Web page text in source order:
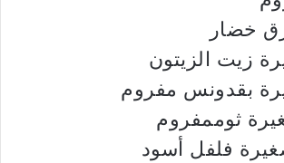
فلفل أسود